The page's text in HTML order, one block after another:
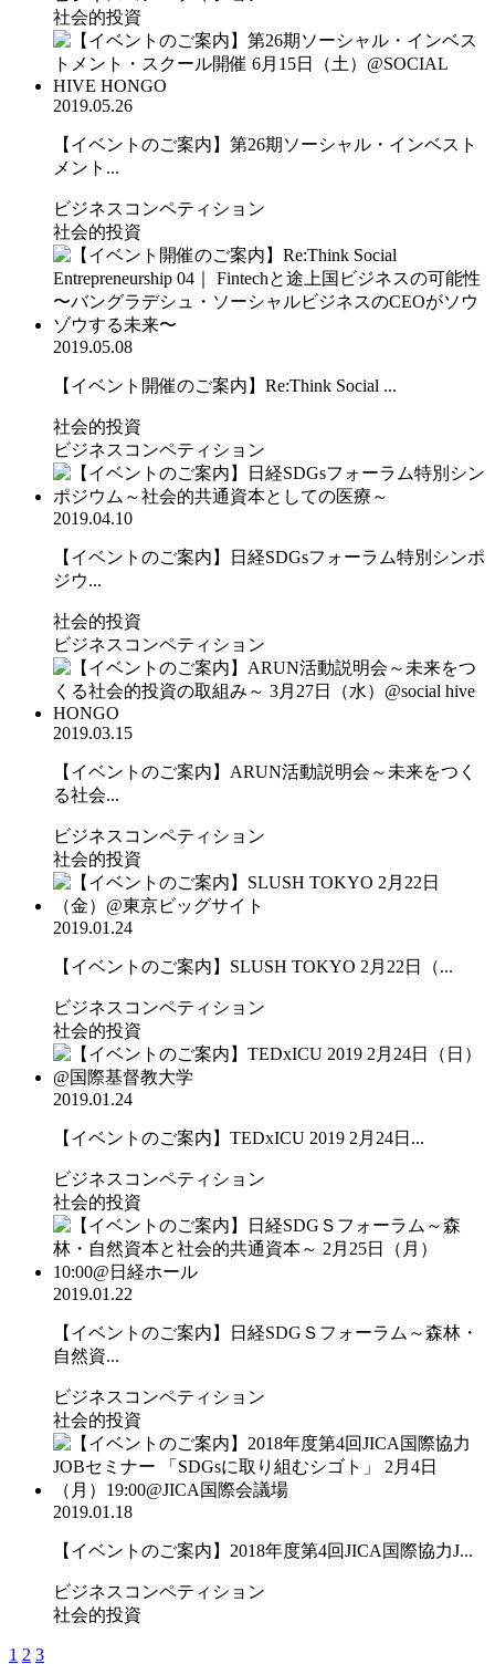
社会的投資
2019.05.26
【イベントのご案内】第26期ソーシャル・インベスト
メント...
ビジネスコンペティション
社会的投資
2019.05.08
【イベント開催のご案内】Re:Think Social ...
社会的投資
ビジネスコンペティション
2019.04.10
【イベントのご案内】日経SDGsフォーラム特別シンポ
ジウ...
社会的投資
ビジネスコンペティション
2019.03.15
【イベントのご案内】ARUN活動説明会～未来をつく
る社会...
ビジネスコンペティション
社会的投資
2019.01.24
【イベントのご案内】SLUSH TOKYO 2月22日（...
ビジネスコンペティション
社会的投資
2019.01.24
【イベントのご案内】TEDxICU 2019 2月24日...
ビジネスコンペティション
社会的投資
2019.01.22
【イベントのご案内】日経SDGＳフォーラム～森林・
自然資...
ビジネスコンペティション
社会的投資
2019.01.18
【イベントのご案内】2018年度第4回JICA国際協力J...
ビジネスコンペティション
社会的投資
1 2 3